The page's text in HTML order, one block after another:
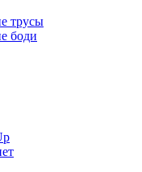
трусы
боди